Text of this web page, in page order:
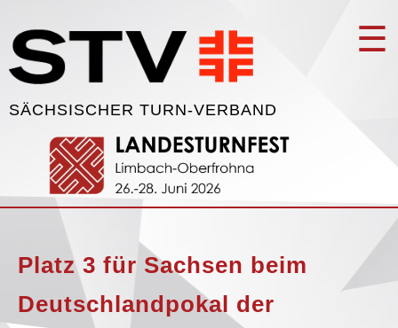
SÄCHSISCHER TURN-VERBAND
☰
Platz 3 für Sachsen beim
Deutschlandpokal der